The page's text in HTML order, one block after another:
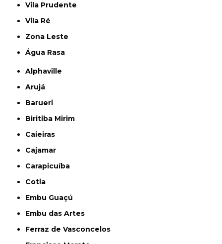
Vila Prudente
Vila Ré
Zona Leste
Água Rasa
Alphaville
Arujá
Barueri
Biritiba Mirim
Caieiras
Cajamar
Carapicuíba
Cotia
Embu Guaçú
Embu das Artes
Ferraz de Vasconcelos